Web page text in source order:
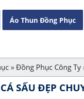
Áo Thun Đồng Phục
» Đồng Phục Công Ty
SẤU ĐẸP